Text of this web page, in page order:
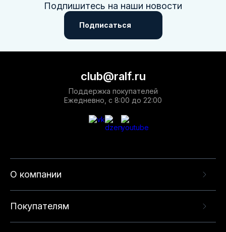
Подпишитесь на наши новости
Подписаться
О компании
Покупателям
club@ralf.ru
Поддержка покупателей
Ежедневно, с 8:00 до 22:00